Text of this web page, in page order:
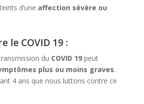
d’une affection sévère ou
le COVID 19 :
du COVID 19peut
plus ou moins graves.
4 ans que nous luttons contre ce